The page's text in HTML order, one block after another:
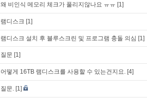
왜 비인식 메모리 체크가 풀리지않나요 ㅠㅠ [1]
램디스크 [1]
램디스크 설치 후 블루스크린 및 프로그램 충돌 의심 [1]
질문 [1]
어떻게 16TB 램디스크를 사용할 수 있는건지요. [4]
질문. [1]